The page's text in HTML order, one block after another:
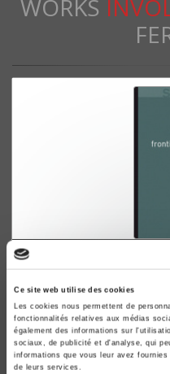
Ce site web utilise des cookies
Les cookies nous permettent de
fonctionnalités relatives aux médias
également des informations sur
sociaux, de publicité et d'analyse, qui
informations que vous leur avez
de leurs services.
WORKS
Les nouvelles
L'intégration européenne
l'espace politique de la
Maurizio Ferrera
Bruno Palier
Isabelle Mennesson